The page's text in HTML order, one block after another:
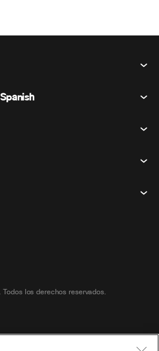
de asistencia
los derechos reservados.